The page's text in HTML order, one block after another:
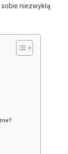
niezwykłą